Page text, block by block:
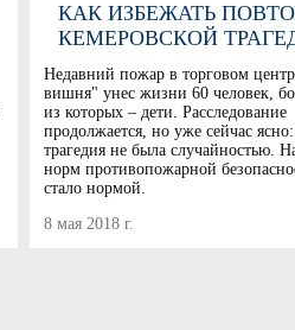
КАК ИЗБЕЖАТЬ
КЕМЕРОВСКОЙ
Недавний пожар в торговом
вишня" унес жизни 60 человек,
из которых – дети. Расследование
продолжается, но уже сейчас
трагедия не была случайностью.
норм противопожарной
стало нормой.
8 мая 2018 г.